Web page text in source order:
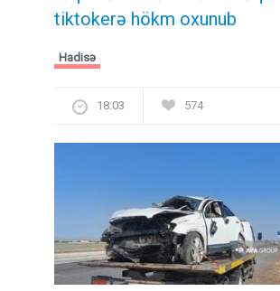
tiktokerə hökm oxunub
Hadisə
18:03 574